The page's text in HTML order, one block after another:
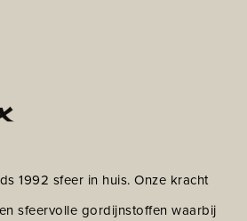
1992 sfeer in huis. Onze kracht
sfeervolle gordijnstoffen waarbij